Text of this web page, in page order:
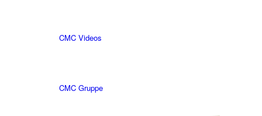
CMC Videos
CMC Gruppe